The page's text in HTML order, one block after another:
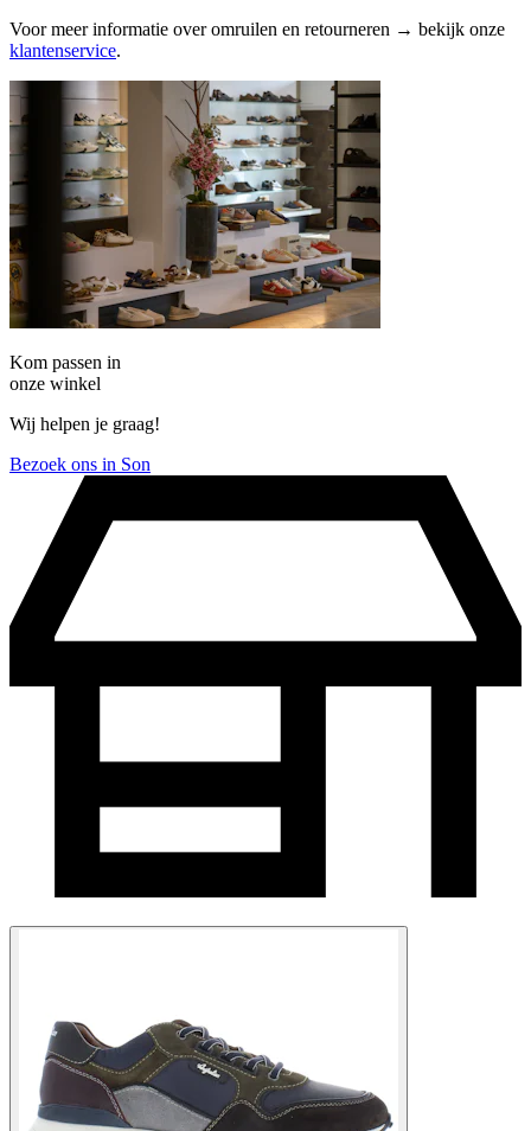
Voor meer informatie over omruilen en retourneren → bekijk onze
klantenservice.
Kom passen in
onze winkel
Wij helpen je graag!
Bezoek ons in Son